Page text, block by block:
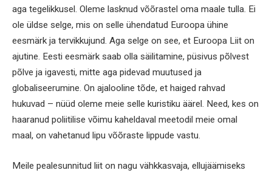
aga tegelikkusel. Oleme lasknud võõrastel oma maale tulla. Ei
ole üldse selge, mis on selle ühendatud Euroopa ühine
eesmärk ja tervikkujund. Aga selge on see, et Euroopa Liit on
ajutine. Eesti eesmärk saab olla säilitamine, püsivus põlvest
põlve ja igavesti, mitte aga pidevad muutused ja
globaliseerumine. On ajalooline tõde, et haiged rahvad
hukuvad – nüüd oleme meie selle kuristiku äärel. Need, kes on
haaranud poliitilise võimu kaheldaval meetodil meie omal
maal, on vahetanud lipu võõraste lippude vastu.
Meile pealesunnitud liit on nagu vähkkasvaja, ellujäämiseks